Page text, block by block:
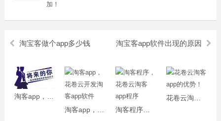
加！
淘宝客做个app多少钱 淘宝客app软件出现的原因